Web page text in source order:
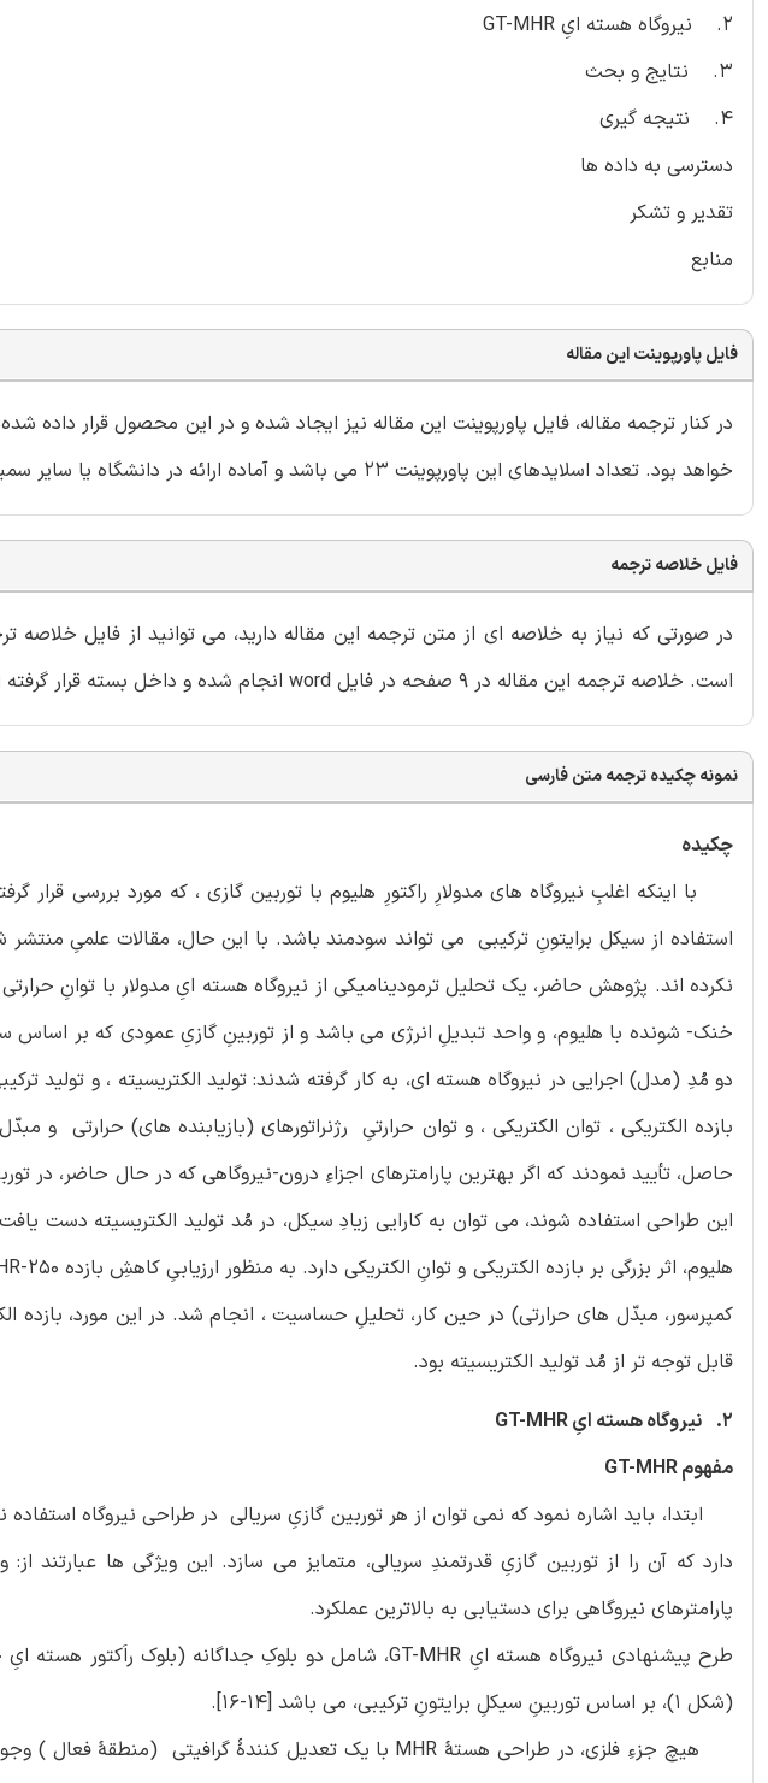
2. نیروگاه هسته ایِ GT-MHR
3. نتایج و بحث
4. نتیجه گیری
دسترسی به داده ها
تقدیر و تشکر
منابع
فایل پاورپوینت این مقاله
در کنار ترجمه مقاله، فایل پاورپوینت این مقاله نیز ایجاد شده و در این محصول قرار داده
خواهد بود. تعداد اسلایدهای این پاورپوینت 23 می باشد و آماده ارائه در دانشگاه یا سایر سمینارها است.
فایل خلاصه ترجمه
در صورتی که نیاز به خلاصه ای از متن ترجمه این مقاله دارید، می توانید از فایل
است. خلاصه ترجمه این مقاله در 9 صفحه در فایل word انجام شده و داخل بسته قرار گرفته است.
نمونه چکیده ترجمه متن فارسی
چکیده
با اینکه اغلبِ نیروگاه های مدولارِ راکتورِ هلیوم با توربین گازی ، که مورد بررسی قرار
استفاده از سیکل برایتونِ ترکیبی می تواند سودمند باشد. با این حال، مقالات علمیِ منتشر
خنک- شونده با هلیوم، و واحد تبدیلِ انرژی می باشد و از توربینِ گازیِ عمودی که بر اساس
دو مُدِ (مدل) اجرایی در نیروگاه هسته ای، به کار گرفته شدند: تولید الکتریسیته ، و تولید
بازده الکتریکی ، توان الکتریکی ، و توان حرارتیِ رژنراتورهای (بازیابنده های) حرارتی
حاصل، تأیید نمودند که اگر بهترین پارامترهای اجزاءِ درون-نیروگاهی که در حال حاضر، در
این طراحی استفاده شوند، می توان به کارایی زیادِ سیکل، در مُد تولید الکتریسیته دست
کمپرسور، مبدّل های حرارتی) در حین کار، تحلیلِ حساسیت ، انجام شد. در این مورد، بازده
قابل توجه تر از مُد تولید الکتریسیته بود.
2. نیروگاه هسته ایِ GT-MHR
مفهوم GT-MHR
ابتدا، باید اشاره نمود که نمی توان از هر توربین گازیِ سریالی در طراحی نیروگاه
دارد که آن را از توربین گازیِ قدرتمندِ سریالی، متمایز می سازد. این ویژگی ها عبارتند
پارامترهای نیروگاهی برای دستیابی به بالاترین عملکرد.
(شکل 1)، بر اساس توربینِ سیکلِ برایتونِ ترکیبی، می باشد [14-16].